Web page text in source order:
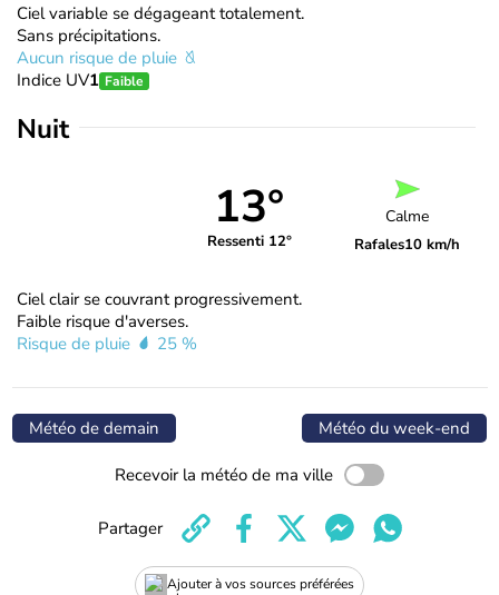
Ciel variable se dégageant totalement.
Sans précipitations.
Aucun risque de pluie
Indice UV1 Faible
Nuit
13°
Ressenti 12°
Calme
Rafales10 km/h
Ciel clair se couvrant progressivement.
Faible risque d'averses.
Risque de pluie
25 %
Météo de demain Météo du week-end
Recevoir la météo de ma ville
Ajouter à vos sources préférées
Partager